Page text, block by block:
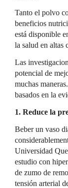
Tanto el polvo
beneficios
está disponible
la salud en altas
Las
potencial de
muchas
basados en la
1. Reduce la
Beber un vaso
Universidad
estudio con
de zumo de
tensión arterial